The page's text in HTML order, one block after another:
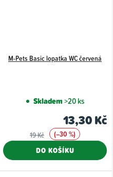
M-Pets Basic lopatka WC červená
Skladem>20 ks
13,30 Kč
19 Kč
(–30 %)
DO KOŠÍKU